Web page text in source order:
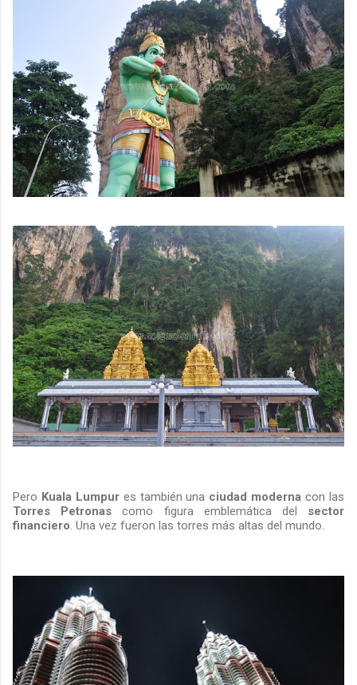
Pero Kuala Lumpures también una ciudad moderna con las
Torres Petronas como figura emblemática del sector
financiero . Una vez fueron las torres más altas del mundo.